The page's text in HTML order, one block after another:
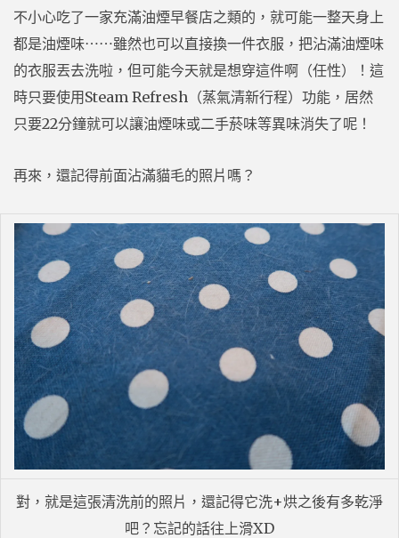
不小心吃了一家充滿油煙早餐店之類的，就可能一整天身上
都是油煙味⋯⋯雖然也可以直接換一件衣服，把沾滿油煙味
的衣服丟去洗啦，但可能今天就是想穿這件啊（任性）！這
時只要使用Steam Refresh（蒸氣清新行程）功能，居然
只要22分鐘就可以讓油煙味或二手菸味等異味消失了呢！
再來，還記得前面沾滿貓毛的照片嗎？
對，就是這張清洗前的照片，還記得它洗+烘之後有多乾淨
吧？忘記的話往上滑XD